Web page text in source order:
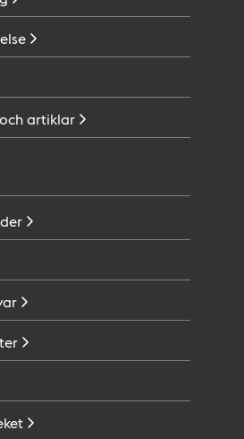
artiklar